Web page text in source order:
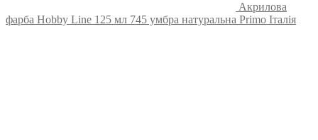
Акрилова
фарба Hobby Line 125 мл 745 умбра натуральна Primo Італія